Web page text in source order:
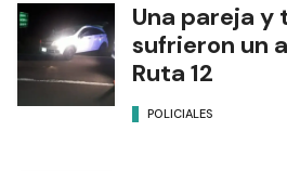
Una pareja y
sufrieron un
Ruta 12
POLICIALES